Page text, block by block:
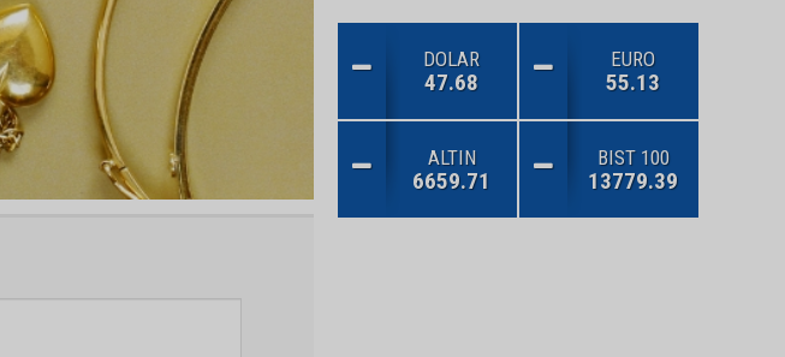
DOLAR
47.68
EURO
55.13
ALTIN
6659.71
BIST 100
13779.39